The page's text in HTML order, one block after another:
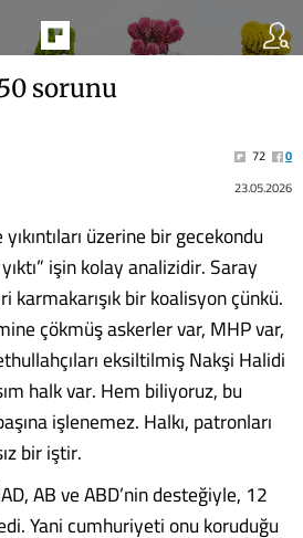
sorunu
72
0
23.05.2026
üzerine bir gecekondu
işin kolay analizidir. Saray
karmakarışık bir koalisyon çünkü.
çökmüş askerler var, MHP var,
eksiltilmiş Nakşi Halidi
halk var. Hem biliyoruz, bu
işlenemez. Halkı, patronları
bir iştir.
AB ve ABD’nin desteğiyle, 12
Yani cumhuriyeti onu koruduğu